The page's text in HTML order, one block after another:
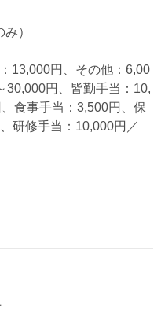
）
13,000円、その他：6,00
30,000円、皆勤手当：10,
食事手当：3,500円、保
研修手当：10,000円／